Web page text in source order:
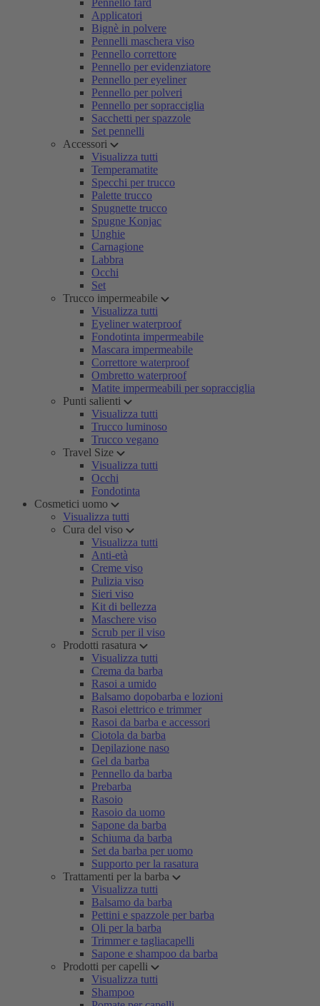
Pennello fard
Applicatori
Bignè in polvere
Pennelli maschera viso
Pennello correttore
Pennello per evidenziatore
Pennello per eyeliner
Pennello per polveri
Pennello per sopracciglia
Sacchetti per spazzole
Set pennelli
Accessori
Visualizza tutti
Temperamatite
Specchi per trucco
Palette trucco
Spugnette trucco
Spugne Konjac
Unghie
Carnagione
Labbra
Occhi
Set
Trucco impermeabile
Visualizza tutti
Eyeliner waterproof
Fondotinta impermeabile
Mascara impermeabile
Correttore waterproof
Ombretto waterproof
Matite impermeabili per sopracciglia
Punti salienti
Visualizza tutti
Trucco luminoso
Trucco vegano
Travel Size
Visualizza tutti
Occhi
Fondotinta
Cosmetici uomo
Visualizza tutti
Cura del viso
Visualizza tutti
Anti-età
Creme viso
Pulizia viso
Sieri viso
Kit di bellezza
Maschere viso
Scrub per il viso
Prodotti rasatura
Visualizza tutti
Crema da barba
Rasoi a umido
Balsamo dopobarba e lozioni
Rasoi elettrico e trimmer
Rasoi da barba e accessori
Ciotola da barba
Depilazione naso
Gel da barba
Pennello da barba
Prebarba
Rasoio
Rasoio da uomo
Sapone da barba
Schiuma da barba
Set da barba per uomo
Supporto per la rasatura
Trattamenti per la barba
Visualizza tutti
Balsamo da barba
Pettini e spazzole per barba
Oli per la barba
Trimmer e tagliacapelli
Sapone e shampoo da barba
Prodotti per capelli
Visualizza tutti
Shampoo